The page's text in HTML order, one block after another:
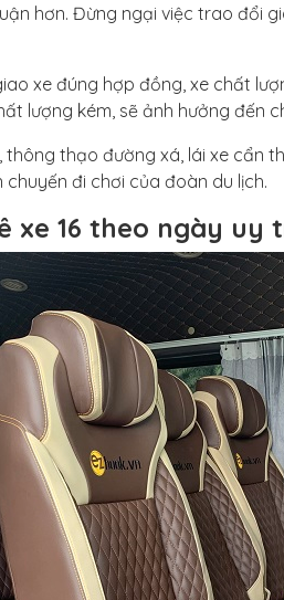
hơn. Đừng ngại việc trao đổi
xe đúng hợp đồng, xe chất
lượng kém, sẽ ảnh hưởng đến
thông thạo đường xá, lái xe cẩn
đi chơi của đoàn du lịch.
xe 16 theo ngày uy